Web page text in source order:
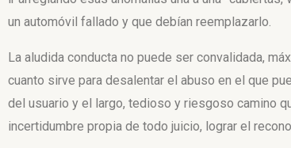
un automóvil fallado y que debían reemplazarlo.
La aludida conducta no puede ser convalidada,
cuanto sirve para desalentar el abuso en el que
del usuario y el largo, tedioso y riesgoso camino
incertidumbre propia de todo juicio, lograr el